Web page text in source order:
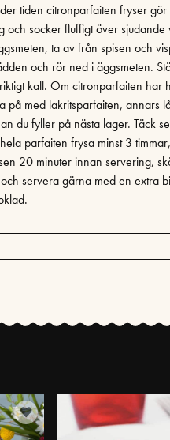
tiden citronparfaiten fryser
och socker fluffigt över sjudande
ta av från spisen och
och rör ned i äggsmeten.
kall. Om citronparfaiten har
på med lakritsparfaiten, annars
du fyller på nästa lager. Täck
parfaiten frysa minst 3
20 minuter innan servering,
servera gärna med en extra